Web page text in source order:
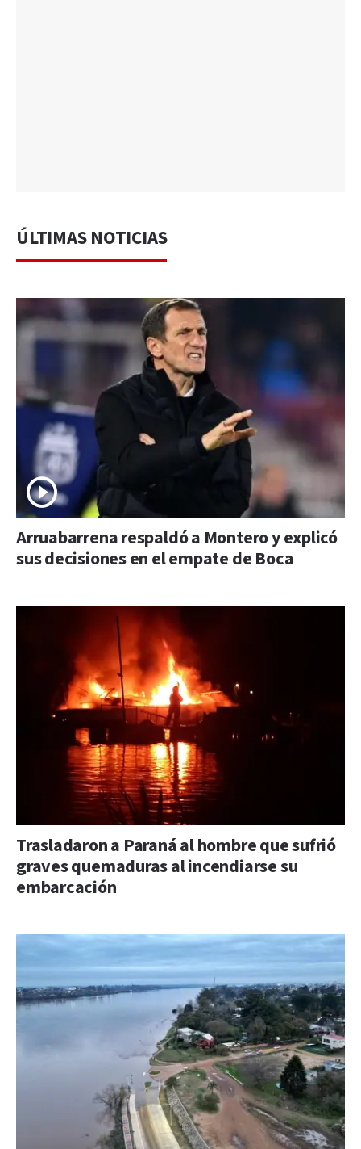
ÚLTIMAS NOTICIAS
Arruabarrena respaldó a Montero y explicó
sus decisiones en el empate de Boca
Trasladaron a Paraná al hombre que sufrió
graves quemaduras al incendiarse su
embarcación